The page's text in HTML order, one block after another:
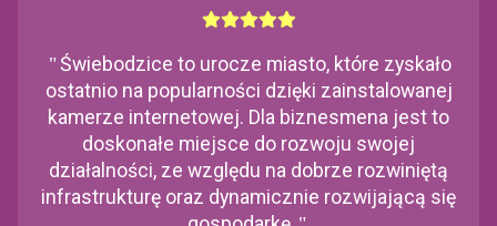
"Świebodzice to urocze miasto, które zyskało
ostatnio na popularności dzięki zainstalowanej
kamerze internetowej. Dla biznesmena jest to
doskonałe miejsce do rozwoju swojej
działalności, ze względu na dobrze rozwiniętą
infrastrukturę oraz dynamicznie rozwijającą się